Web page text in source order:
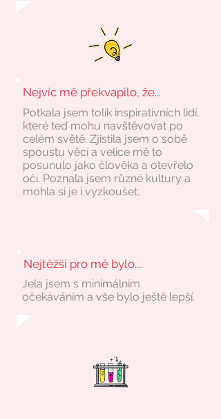
Nejvíc mě překvapilo, že...
Potkala jsem tolik inspirativních lidí,
které teď mohu navštěvovat po
celém světě. Zjistila jsem o sobě
spoustu věcí a velice mě to
posunulo jako člověka a otevřelo
oči. Poznala jsem různé kultury a
mohla si je i vyzkoušet.
Nejtěžší pro mě bylo....
Jela jsem s minimálním
očekáváním a vše bylo ještě lepší.